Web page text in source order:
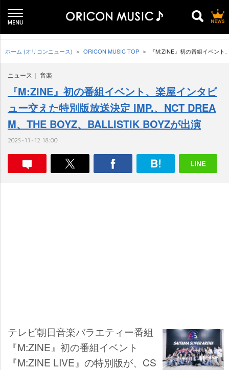
ホーム (オリコンニュース) ORICON MUSIC TOP 『M:ZINE』初の番組イベン
ニュース 音楽
『M:ZINE』初の番組イベント、楽屋インタビ
ュー交えた特別版放送決定 IMP.、NCT DREA
M、THE BOYZ、BALLISTIK BOYZが出演
2025-11-12 18:00
テレビ朝日音楽バラエティー番組
『M:ZINE』初の番組イベント
『M:ZINE LIVE』の特別版が、CS